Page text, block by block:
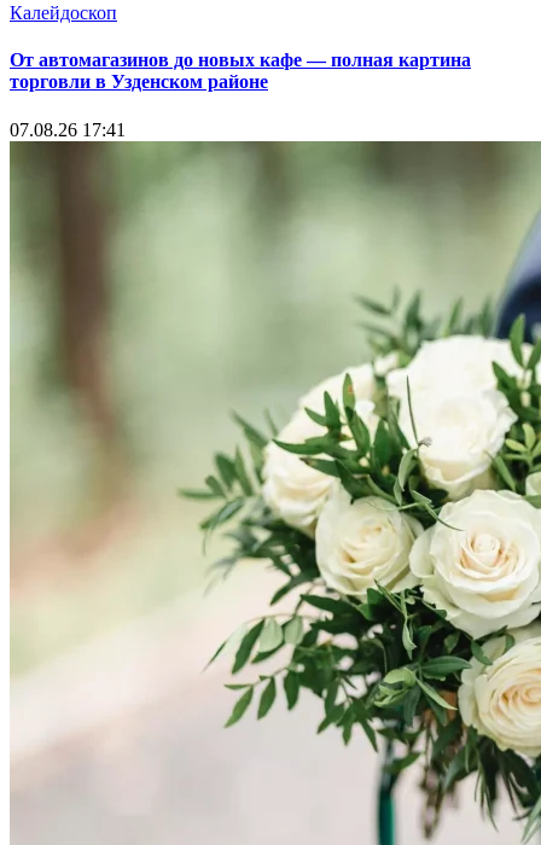
Калейдоскоп
От автомагазинов до новых кафе — полная картина
торговли в Узденском районе
07.08.26 17:41